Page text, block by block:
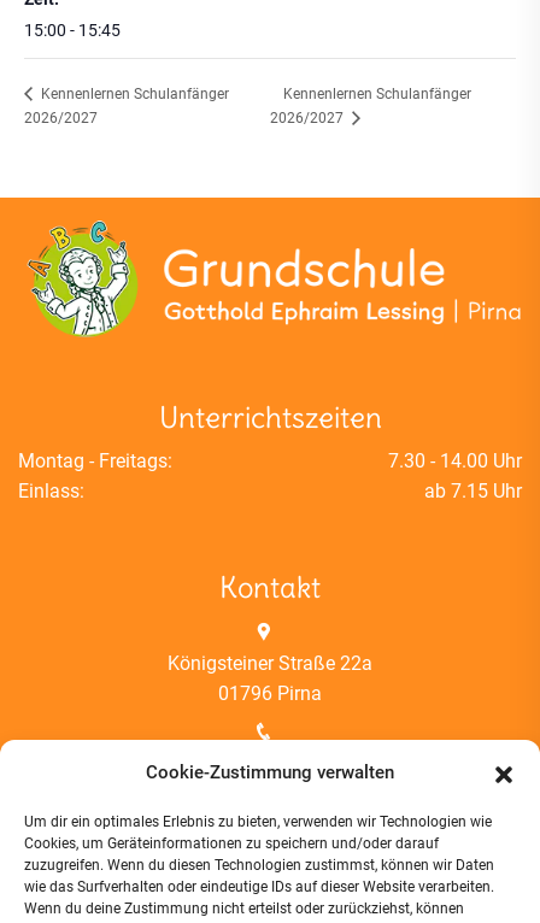
Cookie-Zustimmung verwalten
Um dir ein optimales Erlebnis zu bieten, verwenden wir Technologien wie
Cookies, um Geräteinformationen zu speichern und/oder darauf
zuzugreifen. Wenn du diesen Technologien zustimmst, können wir Daten
wie das Surfverhalten oder eindeutige IDs auf dieser Website verarbeiten.
Wenn du deine Zustimmung nicht erteilst oder zurückziehst, können
15:00 - 15:45
Kennenlernen Schulanfänger
2026/2027
Kennenlernen Schulanfänger
2026/2027
Unterrichtszeiten
Montag - Freitags:
7.30 - 14.00 Uhr
Einlass:
ab 7.15 Uhr
Kontakt
Königsteiner Straße 22a
01796 Pirna
03501 447443
gslessing@pirna.de
Information